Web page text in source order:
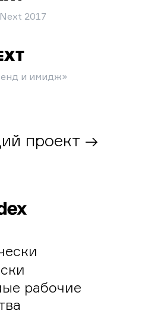
2017
и имидж»
проект →
рабочие